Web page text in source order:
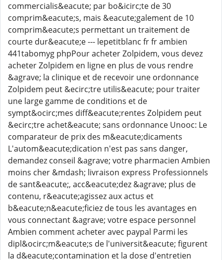
commercialis&eacute; par bo&icirc;te de 30
comprim&eacute;s, mais &eacute;galement de 10
comprim&eacute;s permettant un traitement de
courte dur&eacute;e --- lepetitblanc fr fr ambien
441tabomyg phpPour acheter Zolpidem, vous devez
acheter Zolpidem en ligne en plus de vous rendre
&agrave; la clinique et de recevoir une ordonnance
Zolpidem peut &ecirc;tre utilis&eacute; pour traiter
une large gamme de conditions et de
sympt&ocirc;mes diff&eacute;rentes Zolpidem peut
&ecirc;tre achet&eacute; sans ordonnance Unooc: Le
comparateur de prix des m&eacute;dicaments
L'autom&eacute;dication n'est pas sans danger,
demandez conseil &agrave; votre pharmacien Ambien
moins cher &mdash; livraison express Professionnels
de sant&eacute;, acc&eacute;dez &agrave; plus de
contenu, r&eacute;agissez aux actus et
b&eacute;n&eacute;ficiez de tous les avantages en
vous connectant &agrave; votre espace personnel
Ambien comment acheter avec paypal Parmi les
dipl&ocirc;m&eacute;s de l'universit&eacute; figurent
la d&eacute;contamination et la dose d'entretien